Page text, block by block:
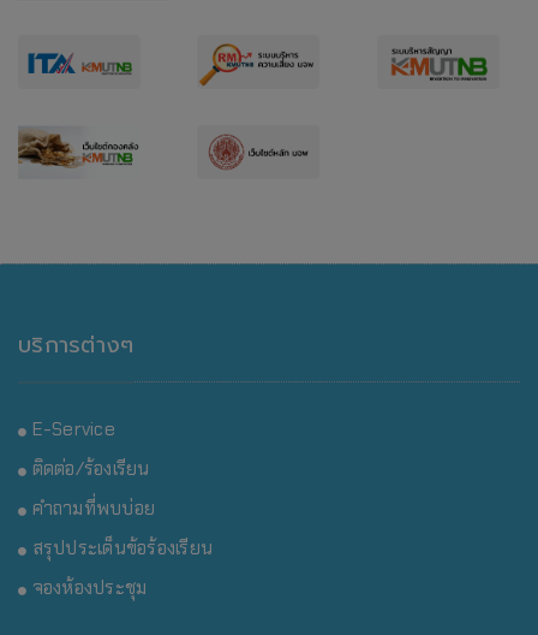
บริการต่างๆ
E-Service
ติดต่อ/ร้องเรียน
คำถามที่พบบ่อย
สรุปประเด็นข้อร้องเรียน
จองห้องประชุม